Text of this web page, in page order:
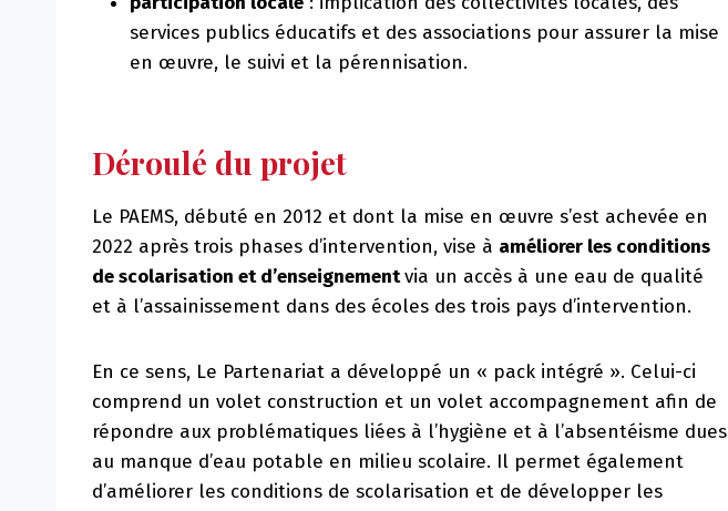
services publics éducatifs et des associations pour assurer la mise
en œuvre, le suivi et la pérennisation.
Déroulé du projet
Le PAEMS, débuté en 2012 et dont la mise en œuvre s’est achevée en
2022 après trois phases d’intervention, vise à améliorer les conditions
de scolarisation et d’enseignementvia un accès à une eau de qualité
et à l’assainissement dans des écoles des trois pays d’intervention.
En ce sens, Le Partenariat a développé un « pack intégré ». Celui-ci
comprend un volet construction et un volet accompagnement afin de
répondre aux problématiques liées à l’hygiène et à l’absentéisme dues
au manque d’eau potable en milieu scolaire. Il permet également
d’améliorer les conditions de scolarisation et de développer les